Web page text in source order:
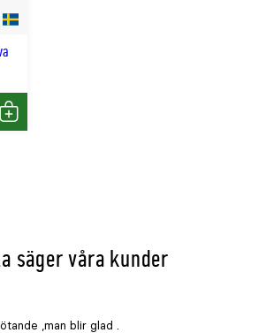
Köp
säger våra kunder
,man blir glad .